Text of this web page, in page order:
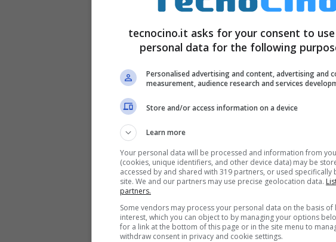
tecnocino.it asks for your consent to
personal data for the following
Personalised advertising and content, advertising and
measurement, audience research and services
Store and/or access information on a device
Learn more
Your personal data will be processed and information from
(cookies, unique identifiers, and other device data) may be
accessed by and shared with 319 partners, or used specifically
site. We and our partners may use precise geolocation data.
partners.
Some vendors may process your personal data on the basis of
interest, which you can object to by managing your options
for a link at the bottom of this page or in the site menu to
withdraw consent in privacy and cookie settings.